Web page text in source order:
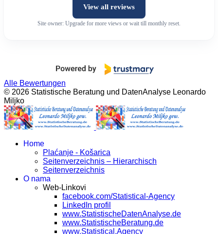
View all reviews
Site owner: Upgrade for more views or wait till monthly reset.
Alle Bewertungen
© 2026 Statistische Beratung und DatenAnalyse Leonardo
Miljko
Home
Plaćanje - Košarica
Seitenverzeichnis – Hierarchisch
Seitenverzeichnis
O nama
Web-Linkovi
facebook.com/Statistical-Agency
LinkedIn profil
www.StatistischeDatenAnalyse.de
www.StatistischeBeratung.de
www.Statistical.Agency